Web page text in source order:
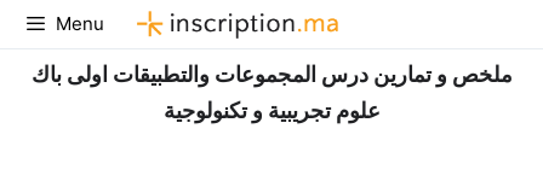
Aller
au
contenu
Menu
ملخص و تمارين درس المجموعات والتطبيقات اولى باك
علوم تجريبية و تكنولوجية